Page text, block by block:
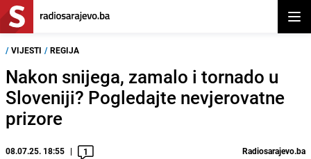
/ VIJESTI / REGIJA
Nakon snijega, zamalo i tornado u
Sloveniji? Pogledajte nevjerovatne
prizore
08.07.25. 18:55 1 Radiosarajevo.ba